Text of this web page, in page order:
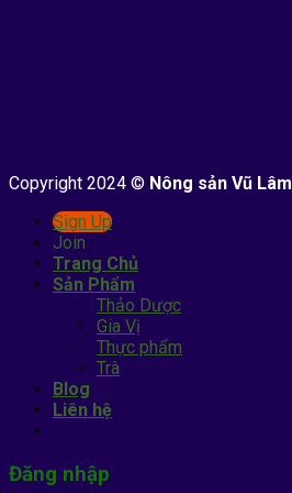
Copyright 2024 © Nông sản Vũ Lâm
Sign Up
Join
Trang Chủ
Sản Phẩm
Thảo Dược
Gia Vị
Thực phẩm
Trà
Blog
Liên hệ
Đăng nhập